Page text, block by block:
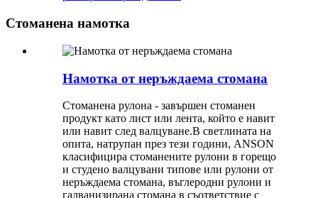
Стоманена намотка
Намотка от неръждаема стомана
Стоманена рулона - завършен стоманен
продукт като лист или лента, който е навит
или навит след валцуване.В светлината на
опита, натрупан през тези години, ANSON
класифицира стоманените рулони в горещо
и студено валцувани типове или рулони от
неръждаема стомана, въглеродни рулони и
галванизирана стомана в съответствие с